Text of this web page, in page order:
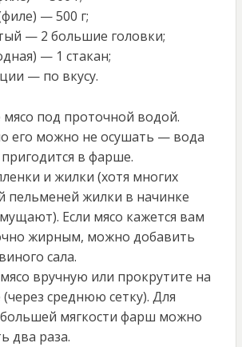
— 500 г;
— 2 большие головки;
— 1 стакан;
— по вкусу.
под проточной водой.
его можно не осушать — вода
в фарше.
и жилки (хотя многих
пельменей жилки в начинке
Если мясо кажется вам
жирным, можно добавить
сала.
вручную или прокрутите на
(через среднюю сетку). Для
мягкости фарш можно
два раза.